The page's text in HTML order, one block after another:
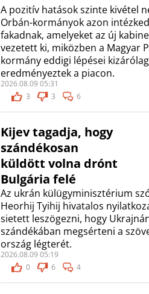
A pozitív hatások szinte kivétel
Orbán-kormányok azon
fakadnak, amelyeket az új
vezetett ki, miközben a Magyar
kormány eddigi lépései
eredményeztek a piacon.
2026.08.09 05:31
3
3 6
Kijev tagadja, hogy
szándékosan
küldött volna drónt
Bulgária felé
Az ukrán külügyminisztérium
Heorhij Tyihij hivatalos
sietett leszögezni, hogy
szándékában megsérteni a
ország légterét.
2026.08.09 05:19
0
6 4